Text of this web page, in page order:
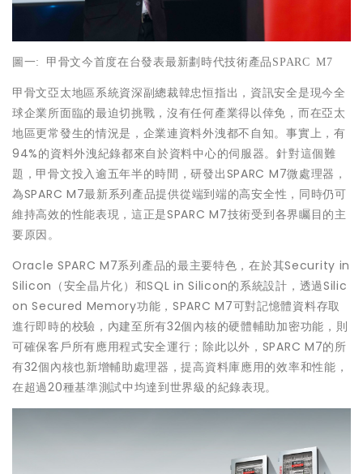
圖一: 甲骨文今首度在台發表最新劃時代技術產品 SPARC M7
甲骨文亞太地區系統資深副總裁韓忠恒指出，資訊安全是現今全
球企業所面臨的最迫切挑戰，沒有任何產業得以倖免，而在亞太
地區更常發生的情況是，企業連資料外洩都不自知。事實上，有
94%的資料外洩紀錄都來自於資料中心的伺服器。針對這個難
題，甲骨文投入逾五年半的時間，研發出SPARC M7微處理器，
為SPARC M7最新系列產品提供從端到端的高安全性，同時仍可
維持高效的性能表現，這正是SPARC M7技術受到各界矚目的主
要原因。
Oracle SPARC M7系列產品的最主要特色，在於其Security in
Silicon（安全晶片化）和SQL in Silicon的系統設計，透過Silic
on Secured Memory功能，SPARC M7可對記憶體資料存取
進行即時的校驗，內建至所有32個內核的硬體輔助加密功能，則
可確保客戶所有應用程式安全運行；除此以外，SPARC M7的所
有32個內核也新增輔助處理器，提高資料庫應用的效率和性能，
在超過20種基準測試中均達到世界級的紀錄表現。